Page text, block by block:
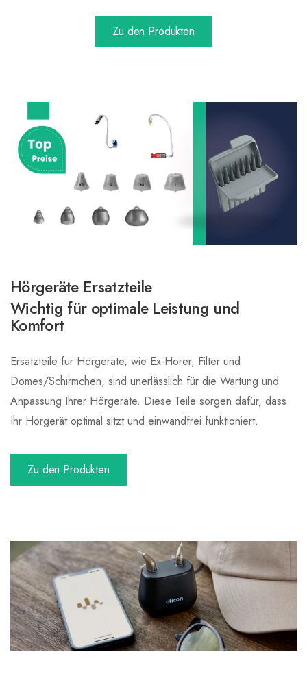
Zu den Produkten
Hörgeräte Ersatzteile
Wichtig für optimale Leistung und
Komfort
Ersatzteile für Hörgeräte, wie Ex-Hörer, Filter und
Domes/Schirmchen, sind unerlässlich für die Wartung und
Anpassung Ihrer Hörgeräte. Diese Teile sorgen dafür, dass
Ihr Hörgerät optimal sitzt und einwandfrei funktioniert.
Zu den Produkten